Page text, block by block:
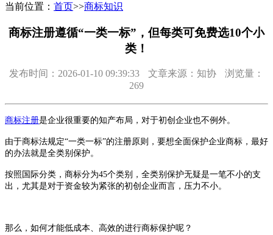
当前位置： 首页>>商标知识
商标注册遵循“一类一标”，但每类可免费选10个小
类！
发布时间：2026-01-10 09:39:33 文章来源：知协
浏览量：
269
商标注册是企业很重要的知产布局，对于初创企业也不例外。
由于商标法规定“一类一标”的注册原则， 要想全面保护企业商标，最好
的办法就是全类别保护。
按照国际分类，商标分为45个类别，全类别保护无疑是一笔不小的支
出，尤其是对于资金较为紧张的初创企业而言，压力不小。
那么，如何才能低成本、高效的进行商标保护呢？